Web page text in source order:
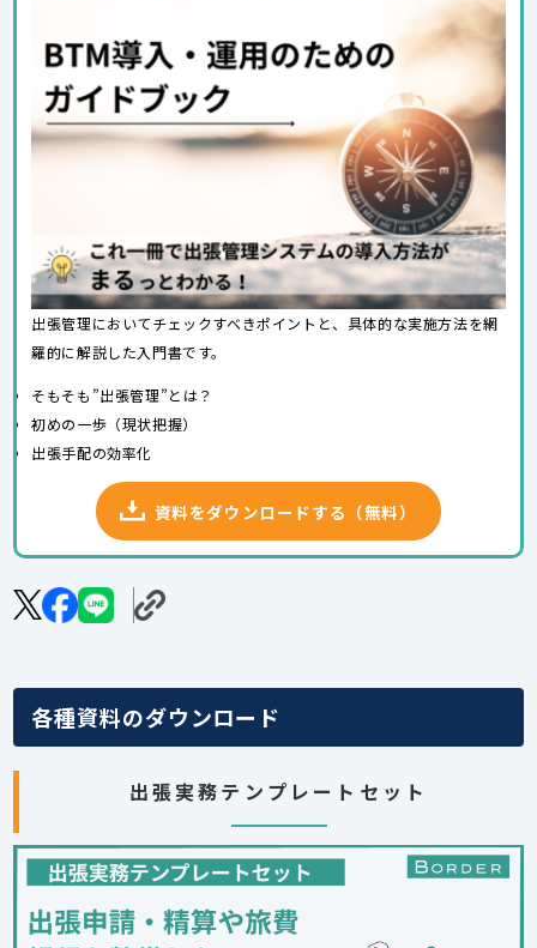
出張管理においてチェックすべきポイントと、具体的な実施方法を網
羅的に解説した入門書です。
そもそも”出張管理”とは？
初めの一歩（現状把握）
出張手配の効率化
資料をダウンロードする（無料）
各種資料のダウンロード
出張実務テンプレートセット